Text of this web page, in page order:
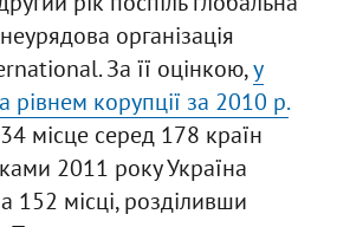
організація
За її оцінкою,у
рівнем корупції за 2010 р.
місце серед 178 країн
2011 року Україна
152 місці, розділивши